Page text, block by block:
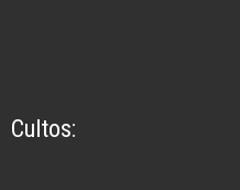
Cultos: